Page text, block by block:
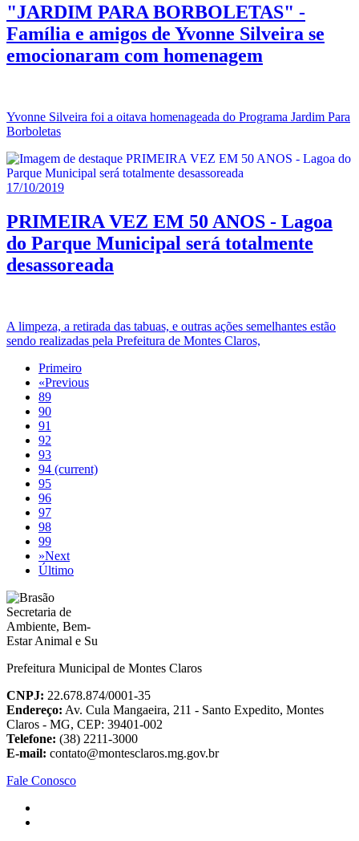
"JARDIM PARA BORBOLETAS" -
Família e amigos de Yvonne Silveira se
emocionaram com homenagem
Yvonne Silveira foi a oitava homenageada do Programa Jardim Para
Borboletas
17/10/2019
PRIMEIRA VEZ EM 50 ANOS - Lagoa
do Parque Municipal será totalmente
desassoreada
A limpeza, a retirada das tabuas, e outras ações semelhantes estão
sendo realizadas pela Prefeitura de Montes Claros,
Primeiro
«Previous
89
90
91
92
93
94 (current)
95
96
97
98
99
»Next
Último
Prefeitura Municipal de Montes Claros
CNPJ: 22.678.874/0001-35
Endereço: Av. Cula Mangaeira, 211 - Santo Expedito, Montes
Claros - MG, CEP: 39401-002
Telefone: (38) 2211-3000
E-mail: contato@montesclaros.mg.gov.br
Fale Conosco